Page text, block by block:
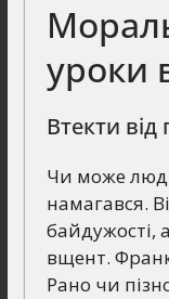
уроки
Втекти
Чи може
намагався.
байдужості,
вщент.
Рано чи